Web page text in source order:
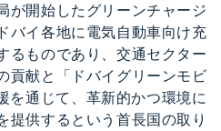
が開始したグリーンチャージ
バイ各地に電気自動車向け充
るものであり、交通セクター
貢献と「ドバイグリーンモビ
を通じて、革新的かつ環境に
提供するという首長国の取り